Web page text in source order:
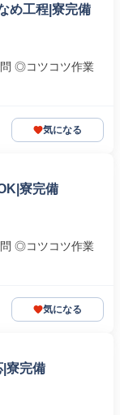
め工程|寮完備
◎コツコツ作業
気になる
寮完備
◎コツコツ作業
気になる
|寮完備